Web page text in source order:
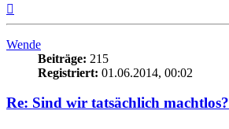
Wende
Beiträge: 215
Registriert: 01.06.2014, 00:02
Re: Sind wir tatsächlich machtlos?